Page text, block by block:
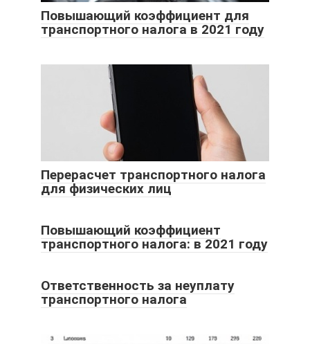
Повышающий коэффициент для
транспортного налога в 2021 году
Перерасчет транспортного налога
для физических лиц
Повышающий коэффициент
транспортного налога: в 2021 году
Ответственность за неуплату
транспортного налога